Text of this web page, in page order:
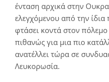
ένταση αρχικά στην
ελεγχόμενου από την
φτάσει κοντά στον πόλεμο
πιθανώς για μια πιο
ανατέλλει τώρα σε
Λευκορωσία.